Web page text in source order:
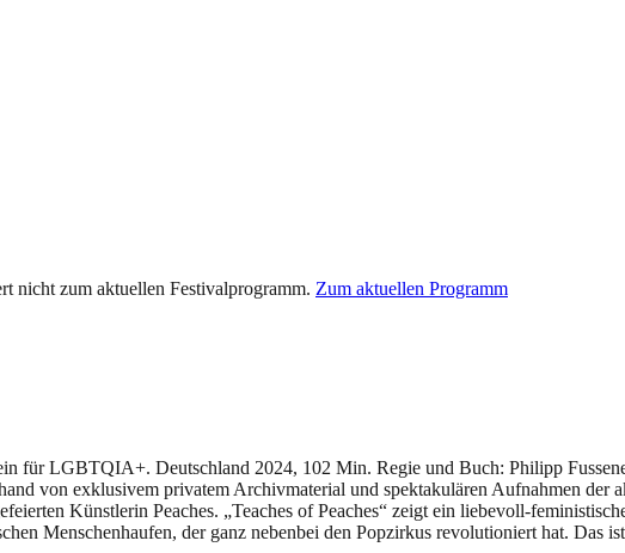
nicht zum aktuellen Festivalprogramm. Zum aktuellen Programm
für LGBTQIA+. Deutschland 2024, 102 Min. Regie und Buch: Philipp
von exklusivem privatem Archivmaterial und spektakulären Aufnahmen der
Künstlerin Peaches. „Teaches of Peaches“ zeigt ein liebevoll-
Menschenhaufen, der ganz nebenbei den Popzirkus revolutioniert hat. Das